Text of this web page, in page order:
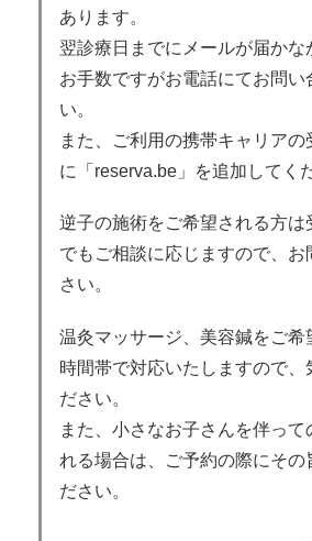
あります。
翌診療日までにメールが届かな
お手数ですがお電話にてお問い
い。
また、ご利用の携帯キャリアの
に「reserva.be」を追加してく
逆子の施術をご希望される方は
でもご相談に応じますので、お
さい。
温灸マッサージ、美容鍼をご希
時間帯で対応いたしますので、
ださい。
また、小さなお子さんを伴って
れる場合は、ご予約の際にその
ださい。